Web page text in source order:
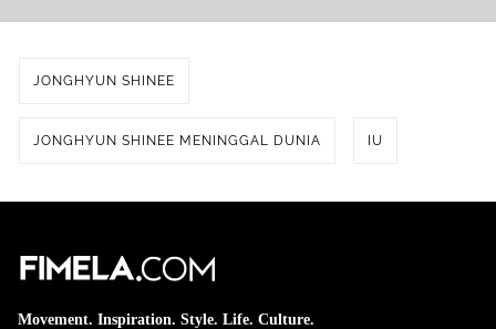
JONGHYUN SHINEE
JONGHYUN SHINEE MENINGGAL DUNIA IU
Movement. Inspiration. Style. Life. Culture.